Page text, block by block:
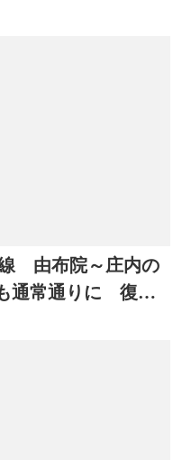
由布院～庄内の
通常通りに 復旧